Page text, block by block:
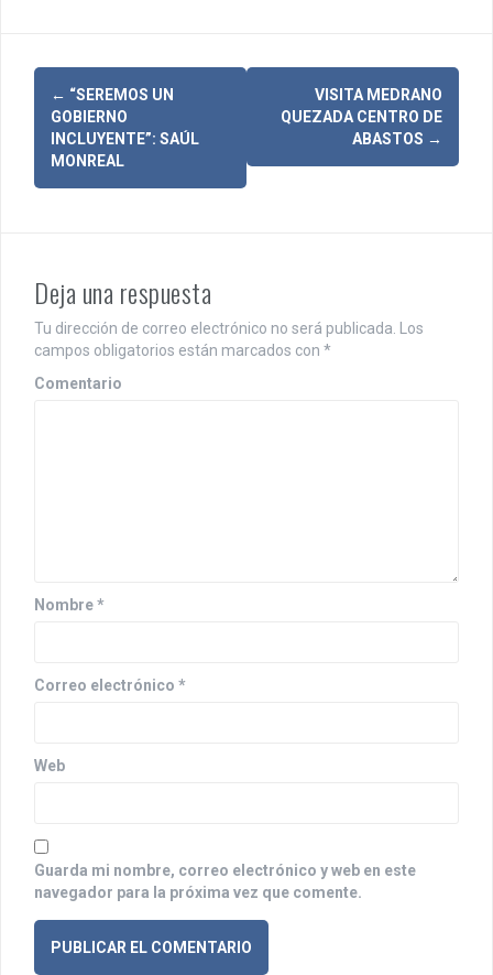
N
v
a
c
i
n
r
d
s
← “SEREMOS UN
GOBIERNO
INCLUYENTE”: SAÚL
MONREAL
VISITA MEDRANO
QUEZADA CENTRO DE
ABASTOS →
Deja una respuesta
Tu dirección de correo electrónico no será publicada. Los
campos obligatorios están marcados con *
Comentario
Nombre*
Correo electrónico *
Web
Guarda mi nombre, correo electrónico y web en este
navegador para la próxima vez que comente.